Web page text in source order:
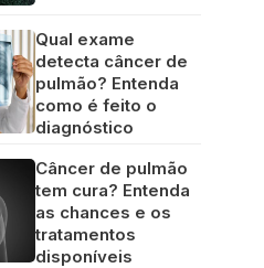
Qual exame
detecta câncer de
pulmão? Entenda
como é feito o
diagnóstico
Câncer de pulmão
tem cura? Entenda
as chances e os
tratamentos
disponíveis